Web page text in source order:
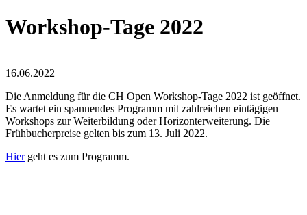
Workshop-Tage 2022
16.06.2022
Die Anmeldung für die CH Open Workshop-Tage 2022 ist geöffnet.
Es wartet ein spannendes Programm mit zahlreichen eintägigen
Workshops zur Weiterbildung oder Horizonterweiterung. Die
Frühbucherpreise gelten bis zum 13. Juli 2022.
Hiergeht es zum Programm.